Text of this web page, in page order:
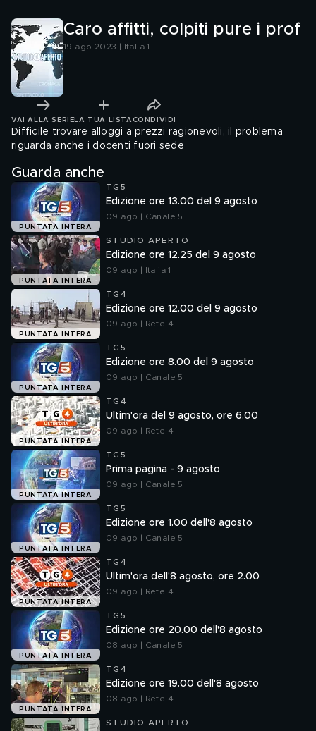
Caro affitti, colpiti pure i prof
19 ago 2023 | Italia 1
VAI ALLA SERIE LA TUA LISTA CONDIVIDI
Difficile trovare alloggi a prezzi ragionevoli, il problema
riguarda anche i docenti fuori sede
Guarda anche
PUNTATA INTERA
TG5
Edizione ore 13.00 del 9 agosto
09 ago | Canale 5
PUNTATA INTERA
STUDIO APERTO
Edizione ore 12.25 del 9 agosto
09 ago | Italia 1
PUNTATA INTERA
TG4
Edizione ore 12.00 del 9 agosto
09 ago | Rete 4
PUNTATA INTERA
TG5
Edizione ore 8.00 del 9 agosto
09 ago | Canale 5
PUNTATA INTERA
TG4
Ultim'ora del 9 agosto, ore 6.00
09 ago | Rete 4
PUNTATA INTERA
TG5
Prima pagina - 9 agosto
09 ago | Canale 5
PUNTATA INTERA
TG5
Edizione ore 1.00 dell'8 agosto
09 ago | Canale 5
PUNTATA INTERA
TG4
Ultim'ora dell'8 agosto, ore 2.00
09 ago | Rete 4
PUNTATA INTERA
TG5
Edizione ore 20.00 dell'8 agosto
08 ago | Canale 5
PUNTATA INTERA
TG4
Edizione ore 19.00 dell'8 agosto
08 ago | Rete 4
STUDIO APERTO